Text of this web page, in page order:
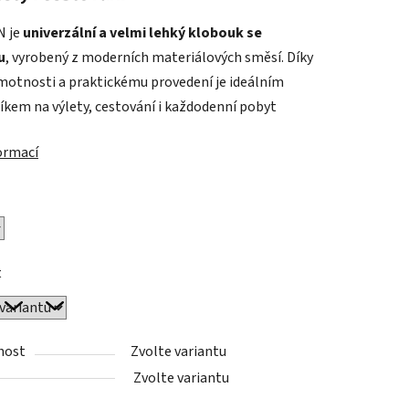
je univerzální a velmi lehký klobouk se
, vyrobený z moderních materiálových směsí. Díky
a praktickému provedení je ideálním
na výlety, cestování i každodenní pobyt
Zvolte variantu
Zvolte variantu